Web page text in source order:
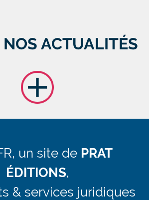
ACTUALITÉS
un site de PRAT
ÉDITIONS,
& services juridiques